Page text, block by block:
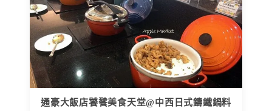
通豪大飯店饕餮美食天堂@中西日式鑄鐵鍋料